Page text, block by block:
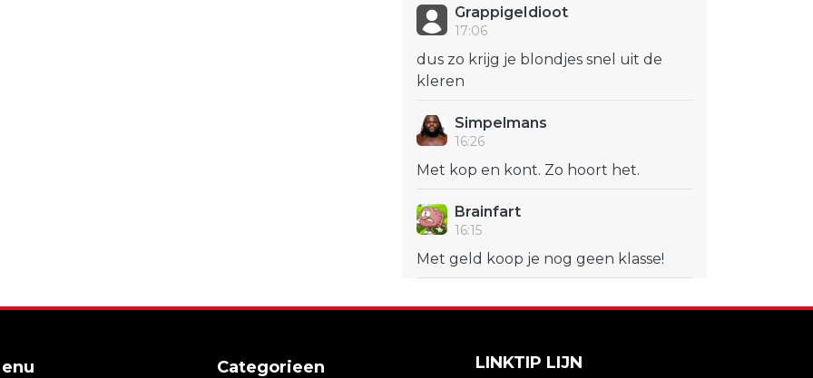
GrappigeIdioot
17:06
dus zo krijg je blondjes snel uit de
kleren
Simpelmans
16:26
Met kop en kont. Zo hoort het.
Brainfart
16:15
Met geld koop je nog geen klasse!
Categorieen LINKTIP LIJN